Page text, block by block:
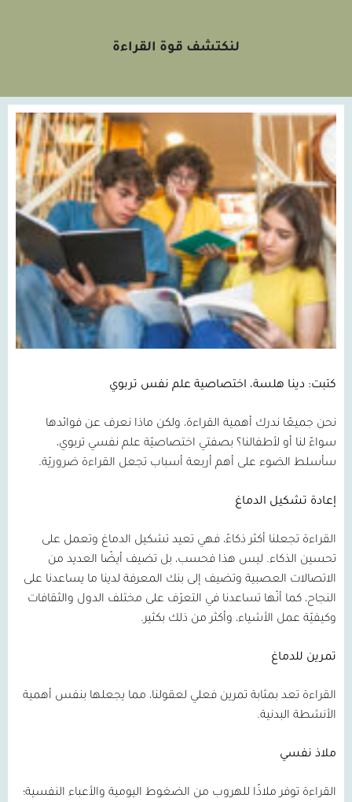
لنكتشف قوة القراءة
كتبت: دينا هلسة، اختصاصية علم نفس تربوي
نحن جميعًا ندرك أهمية القراءة، ولكن ماذا نعرف عن فوائدها
سواءً لنا أو لأطفالنا؟ بصفتي اختصاصيّة علم نفسي تربوي،
سأسلط الضوء على أهم أربعة أسباب تجعل القراءة ضروريّة.
إعادة تشكيل الدماغ
القراءة تجعلنا أكثر ذكاءً، فهي تعيد تشكيل الدماغ وتعمل على
تحسين الذكاء. ليس هذا فحسب، بل تضيف أيضًا العديد من
الاتصالات العصبية وتضيف إلى بنك المعرفة لدينا ما يساعدنا على
النجاح، كما أنّها تساعدنا في التعرّف على مختلف الدول والثقافات
وكيفيّة عمل الأشياء، وأكثر من ذلك بكثير.
تمرين للدماغ
القراءة تعد بمثابة تمرين فعلي لعقولنا، مما يجعلها بنفس أهمية
الأنشطة البدنية.
ملاذ نفسي
القراءة توفر ملاذًا للهروب من الضغوط اليومية والأعباء النفسية؛